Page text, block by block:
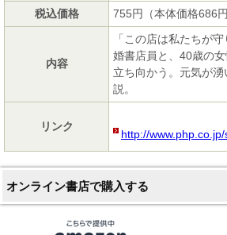
税込価格
755円（本体価格686円
内容
「この店は私たちが
婚書店員と、40歳の
立ち向かう。元気が
説。
リンク
http://
オンライン書店で購入する